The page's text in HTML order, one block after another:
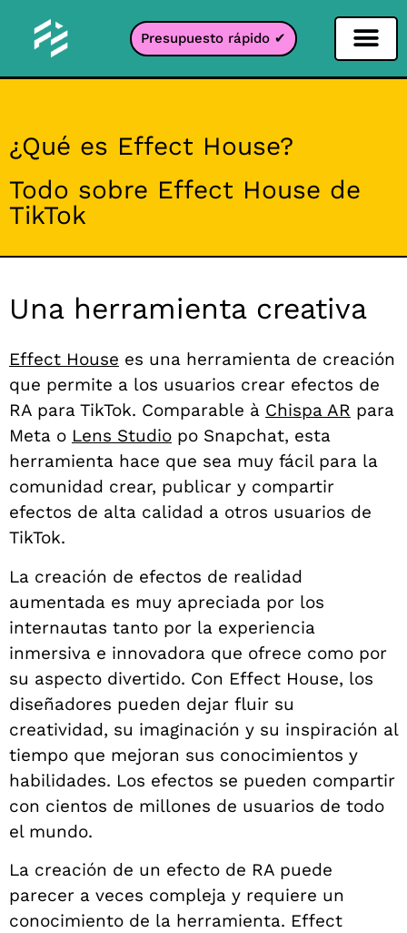
Presupuesto rápido ✔
¿Qué es Effect House?
Todo sobre Effect House de
TikTok
Una herramienta creativa
Effect House es una herramienta de creación
que permite a los usuarios crear efectos de
RA para TikTok. Comparable à Chispa AR para
Meta o Lens Studio po Snapchat, esta
herramienta hace que sea muy fácil para la
comunidad crear, publicar y compartir
efectos de alta calidad a otros usuarios de
TikTok.
La creación de efectos de realidad
aumentada es muy apreciada por los
internautas tanto por la experiencia
inmersiva e innovadora que ofrece como por
su aspecto divertido. Con Effect House, los
diseñadores pueden dejar fluir su
creatividad, su imaginación y su inspiración al
tiempo que mejoran sus conocimientos y
habilidades. Los efectos se pueden compartir
con cientos de millones de usuarios de todo
el mundo.
La creación de un efecto de RA puede
parecer a veces compleja y requiere un
conocimiento de la herramienta. Effect